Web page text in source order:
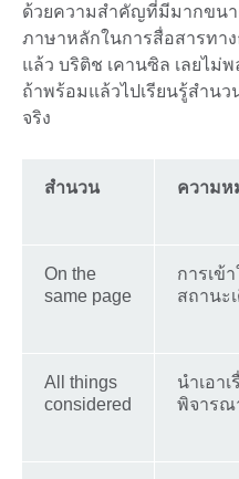
ด้วยความสำคัญที่มีมากขน
ภาษาหลักในการสื่อสารทา
แล้ว บริติช เคานซิล เลยไม่
ถ้าพร้อมแล้วไปเรียนรู้สำน
จริง
สำนวน ความห
On the
same page
การเข้
สถานะ
All things
considered
นำเอา
พิจารณ